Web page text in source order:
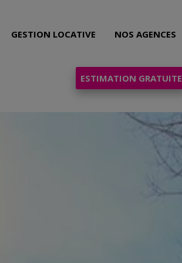
GESTION LOCATIVE NOS AGENCES
ESTIMATION GRATUITE